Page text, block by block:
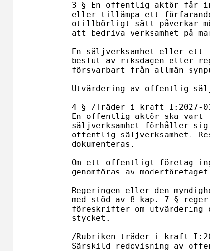
3 § En offentlig aktör får
eller tillämpa ett
otillbörligt sätt påverkar
att bedriva verksamhet på
En säljverksamhet eller ett
beslut av riksdagen eller
försvarbart från allmän
Utvärdering av offentlig
4 § /Träder i kraft I:2027-
En offentlig aktör ska vart
säljverksamhet förhåller
offentlig säljverksamhet.
dokumenteras.
Om ett offentligt företag
genomföras av
Regeringen eller den
med stöd av 8 kap. 7 §
föreskrifter om utvärdering
stycket.
/Rubriken träder i kraft
Särskild redovisning av